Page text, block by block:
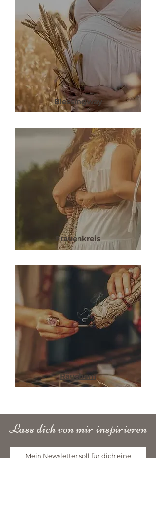
Blessingway
Frauenkreis
Räuchern
Lass dich von mir inspirieren
Mein Newsletter soll für dich eine